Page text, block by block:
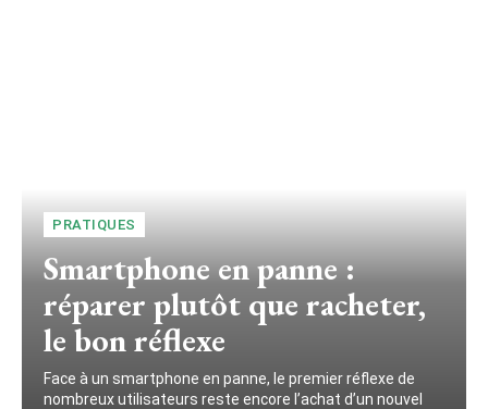
PRATIQUES
Smartphone en panne :
réparer plutôt que racheter,
le bon réflexe
Face à un smartphone en panne, le premier réflexe de
nombreux utilisateurs reste encore l’achat d’un nouvel